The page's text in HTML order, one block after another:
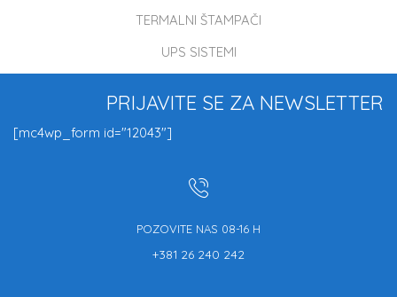
TERMALNI ŠTAMPAČI
UPS SISTEMI
PRIJAVITE SE ZA NEWSLETTER
[mc4wp_form id="12043"]
POZOVITE NAS 08-16 H
+381 26 240 242